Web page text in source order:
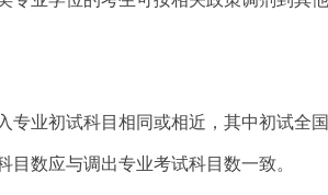
专业初试科目相同或相近，其中初试全
目数应与调出专业考试科目数一致。